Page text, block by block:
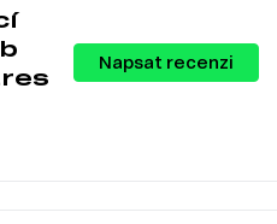
a pevnost, což zaručuje
úprava je nejen esteticky
a čištění.
Napsat recenzi